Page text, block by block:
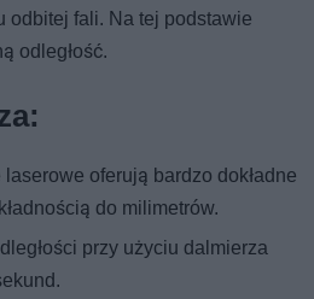
odbitej fali. Na tej podstawie
odległość.
oferują bardzo dokładne
do milimetrów.
przy użyciu dalmierza